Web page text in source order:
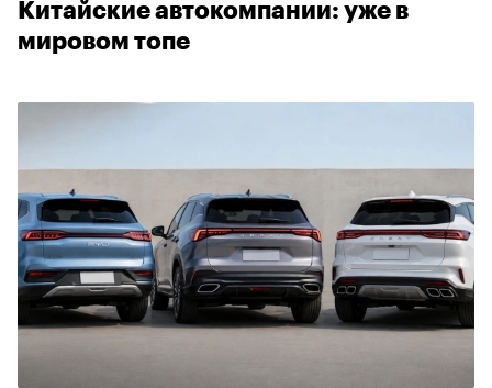
Китайские автокомпании: уже в
мировом топе